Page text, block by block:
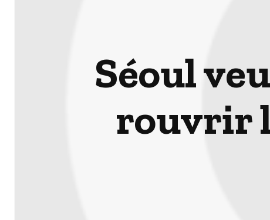
Séoul
rouvrir